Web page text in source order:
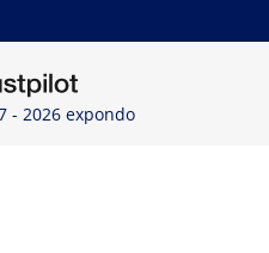
- 2026 expondo